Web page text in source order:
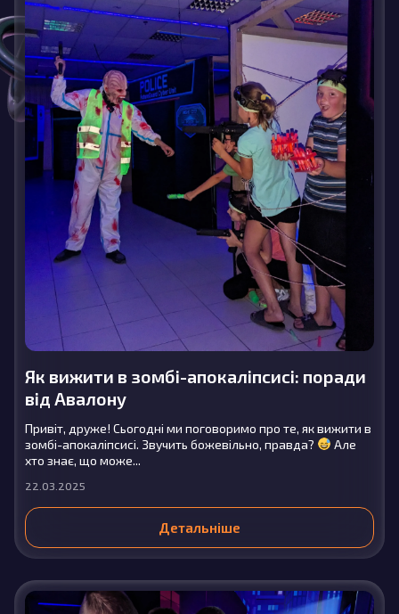
Як вижити в зомбі-апокаліпсисі: поради
від Авалону
Привіт, друже! Сьогодні ми поговоримо про те, як вижити в
зомбі-апокаліпсисі. Звучить божевільно, правда?
Але
хто знає, що може...
22.03.2025
Детальніше